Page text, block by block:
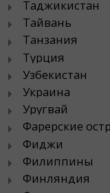
Таджикистан
Тайвань
Танзания
Турция
Узбекистан
Украина
Уругвай
Фарерские
Фиджи
Филиппины
Финляндия